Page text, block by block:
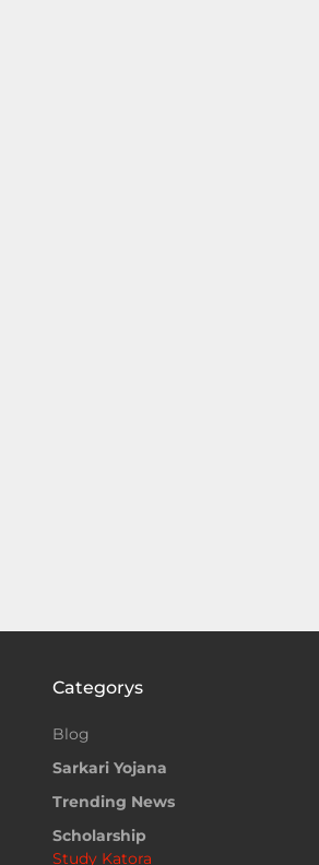
Categorys
Blog
Sarkari Yojana
Trending News
Scholarship
Study Katora